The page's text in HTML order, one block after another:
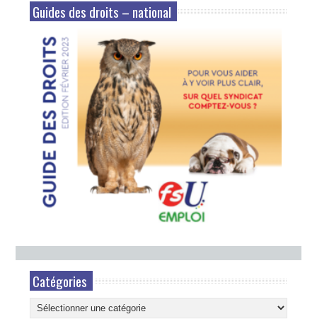
Guides des droits – national
Catégories
Catégories